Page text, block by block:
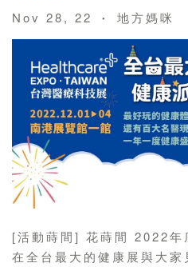
Nov 28, 22 • 地方媽咪
[活動蒔間] 花蒔間 2022年
在全台最大的健康展與大